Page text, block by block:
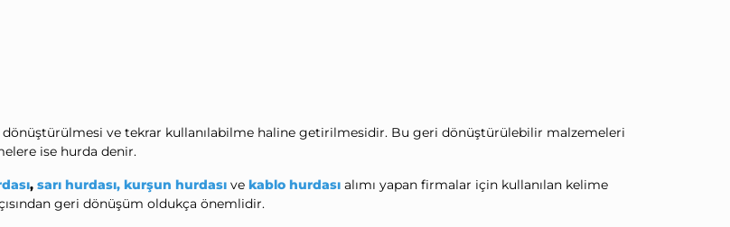
ve tekrar kullanılabilme haline getirilmesidir. Bu geri dönüştürülebilir malzemeleri
ise hurda denir.
, sarı hurdası, kurşun hurdası ve kablo hurdası alımı yapan firmalar için kullanılan kelime
geri dönüşüm oldukça önemlidir.